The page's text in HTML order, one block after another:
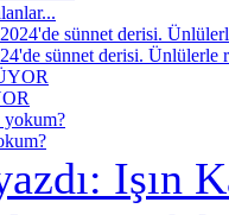
sünnet derisi.